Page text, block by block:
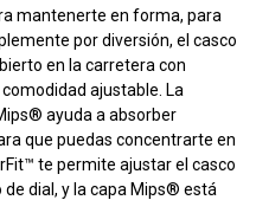
mantenerte en forma, para
por diversión, el casco
en la carretera con
ajustable. La
ayuda a absorber
que puedas concentrarte en
te permite ajustar el casco
dial, y la capa Mips® está